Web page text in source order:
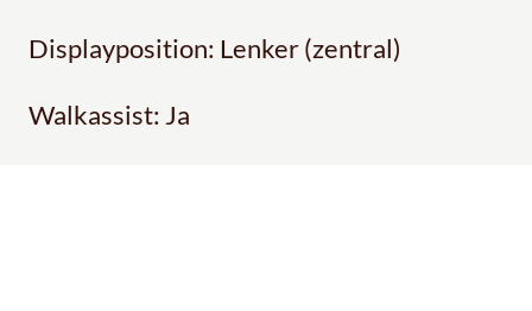
Displayposition: Lenker (zentral)
Walkassist: Ja